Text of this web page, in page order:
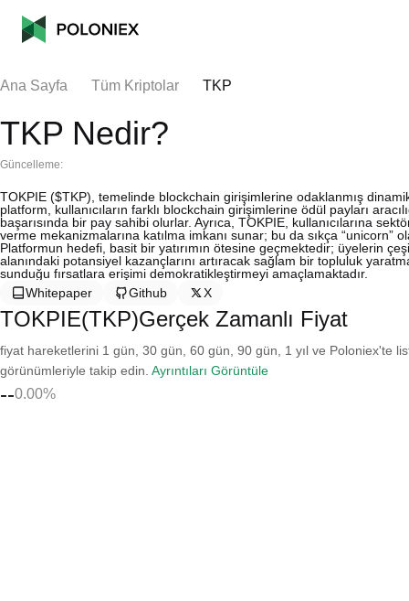
Ana Sayfa Tüm Kriptolar TKP
TKP Nedir?
Güncelleme:
TOKPIE ($TKP), temelinde blockchain girişimlerine odaklanmış
platform, kullanıcıların farklı blockchain girişimlerine ödül payları
başarısında bir pay sahibi olurlar. Ayrıca, TOKPIE, kullanıcılarına
verme mekanizmalarına katılma imkanı sunar; bu da sıkça “unicorn”
Platformun hedefi, basit bir yatırımın ötesine geçmektedir; üyelerin
alanındaki potansiyel kazançlarını artıracak sağlam bir topluluk
sunduğu fırsatlara erişimi demokratikleştirmeyi amaçlamaktadır.
Whitepaper
Github X
TOKPIE(TKP)Gerçek Zamanlı Fiyat
fiyat hareketlerini 1 gün, 30 gün, 60 gün, 90 gün, 1 yıl ve Poloniex'te
görünümleriyle takip edin. Ayrıntıları Görüntüle
--0.00%